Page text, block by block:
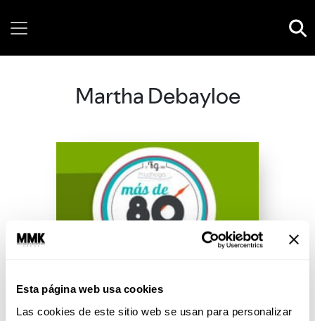
Esta página web usa cookies
Las cookies de este sitio web se usan para personalizar
Martha Debayloe